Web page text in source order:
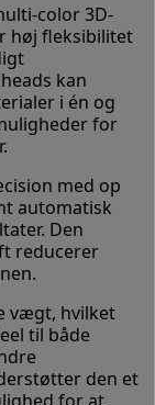
color 3D-
høj fleksibilitet
kan
i én og
for
med op
automatisk
Den
reducerer
vægt, hvilket
til både
den et